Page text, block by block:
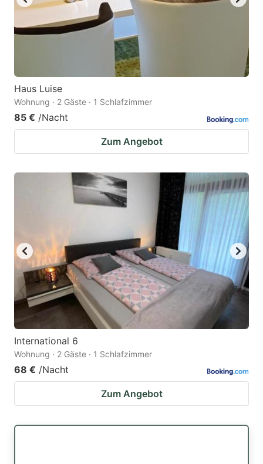
Haus Luise
Wohnung · 2 Gäste · 1 Schlafzimmer
85 € /Nacht
Zum Angebot
International 6
Wohnung · 2 Gäste · 1 Schlafzimmer
68 € /Nacht
Zum Angebot